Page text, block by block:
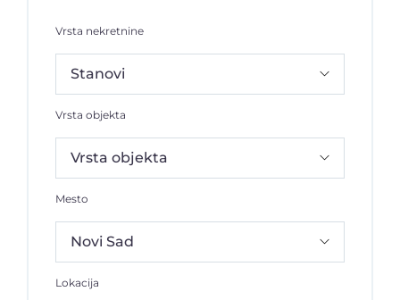
Vrsta nekretnine
Vrsta objekta
Mesto
Lokacija